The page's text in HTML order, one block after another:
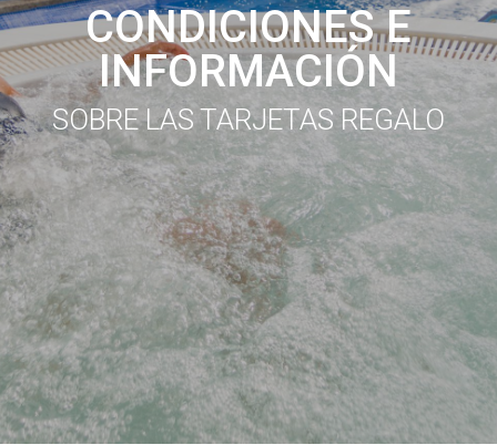
CONDICIONES E
INFORMACIÓN
SOBRE LAS TARJETAS REGALO